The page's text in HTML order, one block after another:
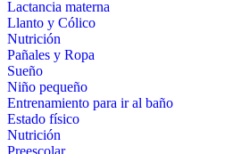
Lactancia materna
Llanto y Cólico
Nutrición
Pañales y Ropa
Sueño
Niño pequeño
Entrenamiento para ir al baño
Estado físico
Nutrición